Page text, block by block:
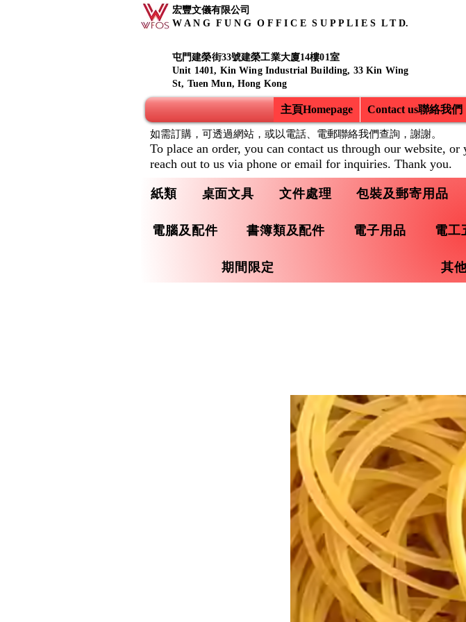
宏豐文儀有限公司
W A N G F U N G O F F I C E S U P P L I E S L T D.
屯門建榮街33號建榮工業大廈14樓01室
Unit 1401, Kin Wing Industrial Building, 33 Kin Wing
St, Tuen Mun, Hong Kong
主頁Homepage Contact us聯絡我們
紙類 桌面文具 文件處理 包裝及郵寄用品
電腦及配件 書簿類及配件 電子用品 電工
期間限定 其
如需訂購，可透過網站，或以電話、電郵聯絡我們查詢， 謝謝。
To place an order, you can contact us through our website, or
reach out to us via phone or email for inquiries. Thank you.